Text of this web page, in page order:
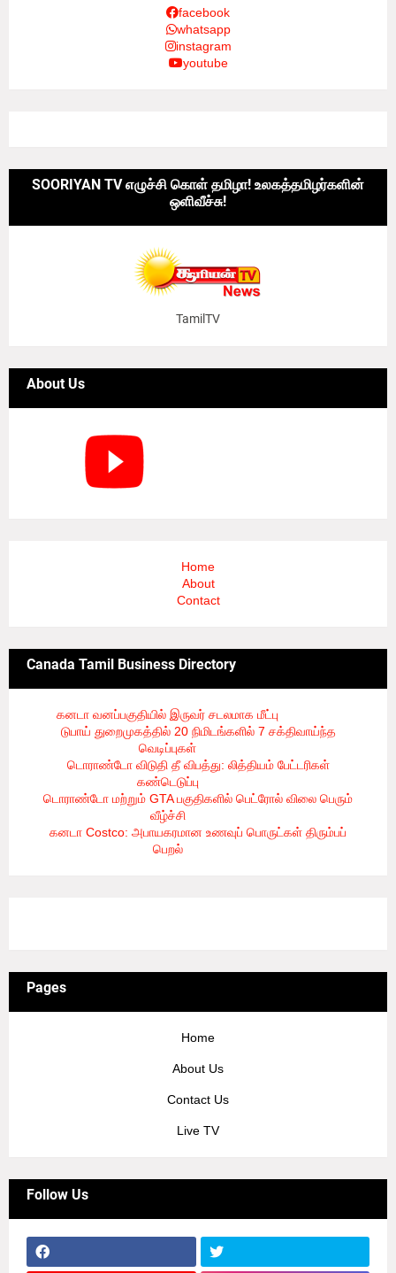
facebook
whatsapp
instagram
youtube
SOORIYAN TV எழுச்சி கொள் தமிழா! உலகத்தமிழர்களின்
ஒளிவீச்சு!
TamilTV
About Us
Home
About
Contact
Canada Tamil Business Directory
கனடா வனப்பகுதியில் இருவர் சடலமாக மீட்பு
டுபாய் துறைமுகத்தில் 20 நிமிடங்களில் 7 சக்திவாய்ந்த
வெடிப்புகள்
டொராண்டோ விடுதி தீ விபத்து: லித்தியம் பேட்டரிகள்
கண்டெடுப்பு
டொராண்டோ மற்றும் GTA பகுதிகளில் பெட்ரோல் விலை பெரும்
வீழ்ச்சி
கனடா Costco: அபாயகரமான உணவுப் பொருட்கள் திரும்பப்
பெறல்- 8/5/2026
Pages
Home
About Us
Contact Us
Live TV
Follow Us